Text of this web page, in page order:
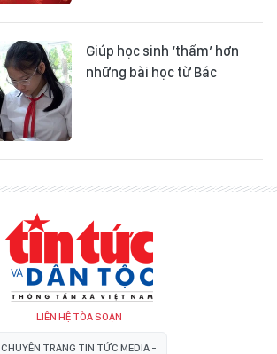
Giúp học sinh ‘thấm’ hơn
những bài học từ Bác
LIÊN HỆ TÒA SOẠN
CHUYÊN TRANG TIN TỨC MEDIA -